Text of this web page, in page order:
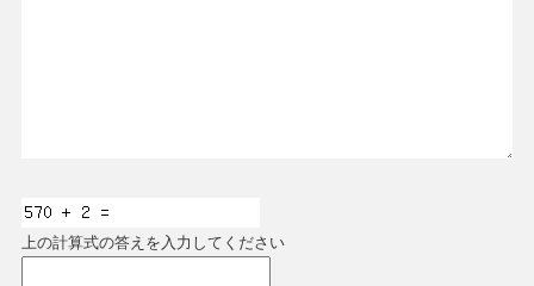
上の計算式の答えを入力してください